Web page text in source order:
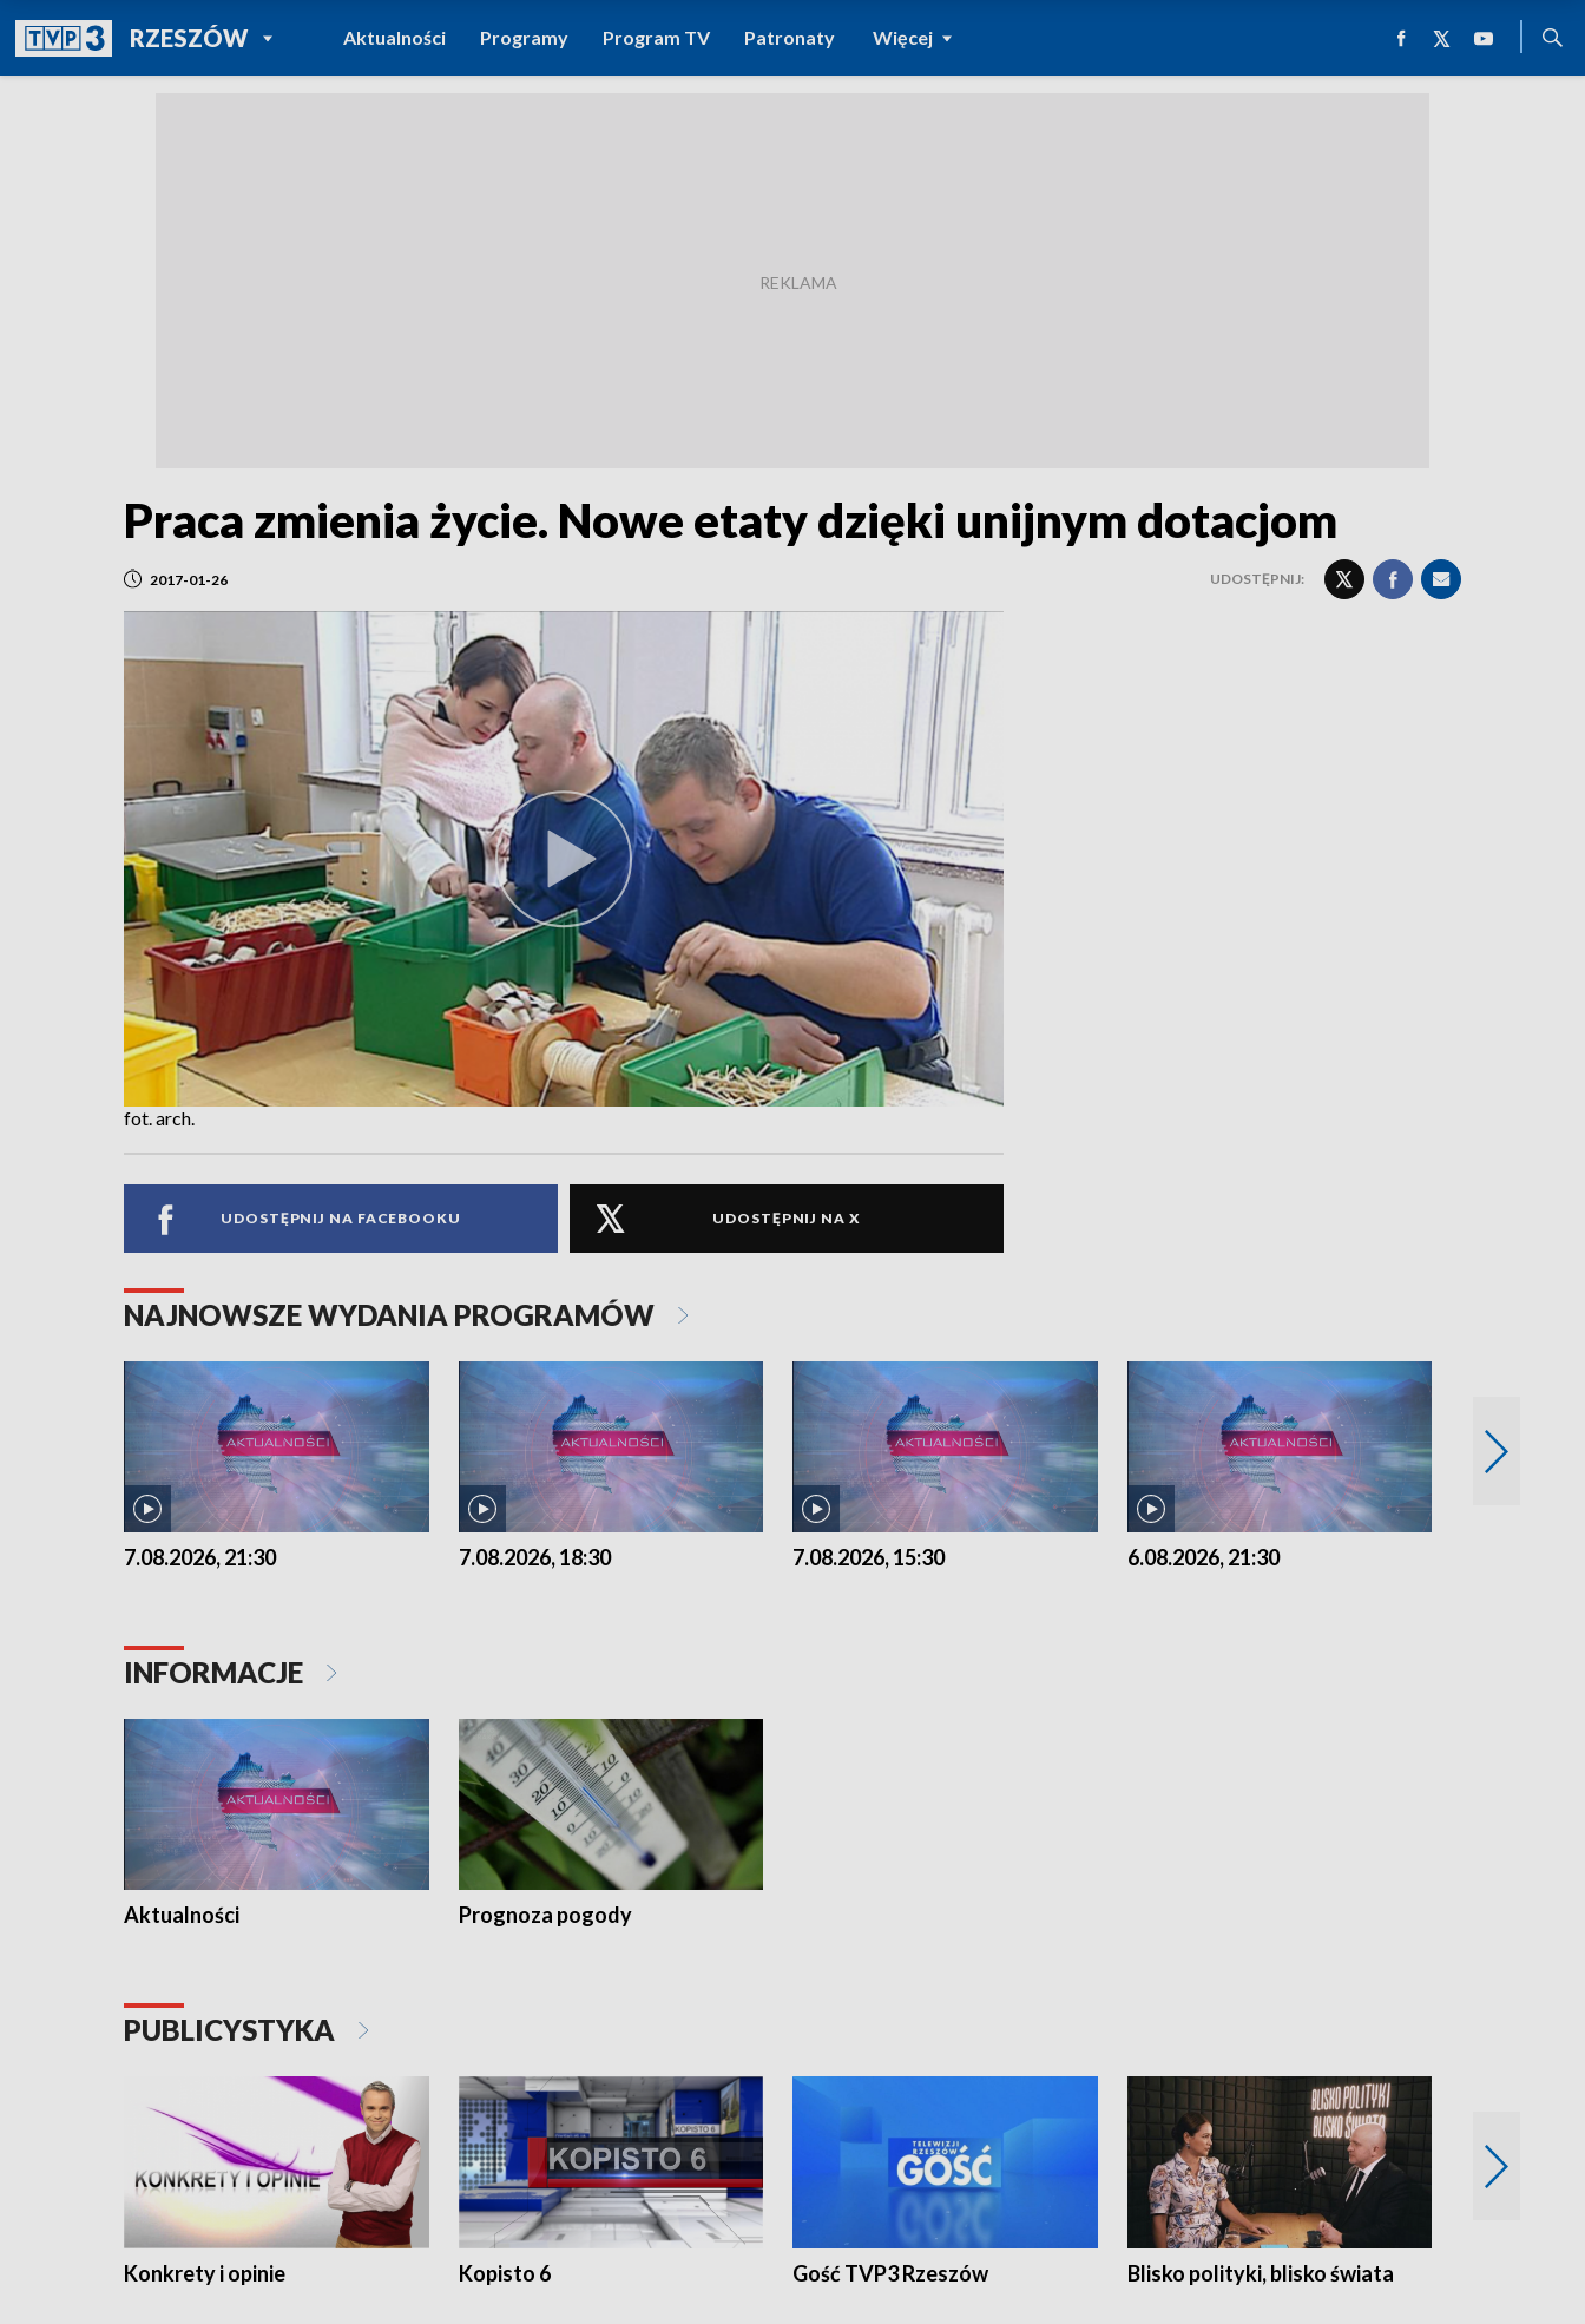
RZESZÓWPOWRÓT DO
TVP REGIONY
Aktualności Programy Program TV Patronaty Więcej
Praca zmienia życie. Nowe etaty dzięki unijnym dotacjom
2017-01-26 UDOSTĘPNIJ:
fot. arch.
UDOSTĘPNIJ NA FACEBOOKU UDOSTĘPNIJ NA X
NAJNOWSZE WYDANIA PROGRAMÓW
7.08.2026, 21:30 7.08.2026, 18:30 7.08.2026, 15:30 6.08.2026, 21:30
INFORMACJE
Aktualności Prognoza pogody
PUBLICYSTYKA
Konkrety i opinie Kopisto 6 Gość TVP3 Rzeszów Blisko polityki, blisko świata